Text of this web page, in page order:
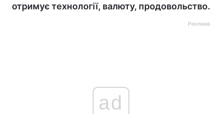
отримує технології, валюту, продовольство.
Реклама
ad